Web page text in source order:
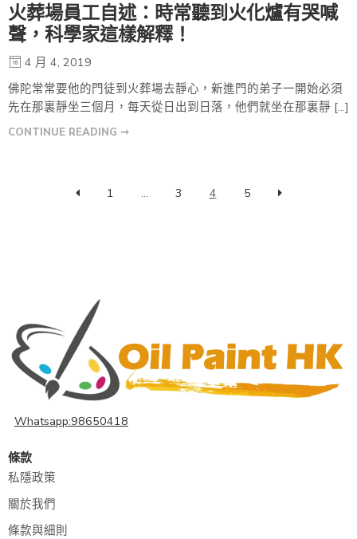
火葬場員工自述：時常聽到火化爐有哭喊
聲，科學家這樣解釋！
4 月 4, 2019
佛陀常常要他的門徒到火葬場去靜心，新進門的弟子一開始必須
先在那裏靜坐三個月，每天從日出到日落，他們就坐在那裏靜 […]
CONTINUE READING ➞
1 ... 3 4 5
Whatsapp:98650418
條款
私隱政策
關於我們
條款與細則